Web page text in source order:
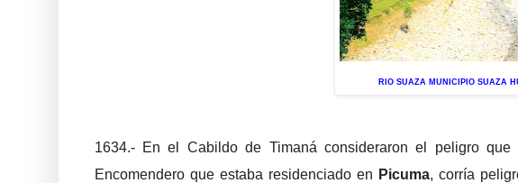
R IO SUAZA MUNICIPIO SUAZA
1634.- En el Cabildo de Timaná consideraron el peligro
Encomendero que estaba residenciado en Picuma, corría